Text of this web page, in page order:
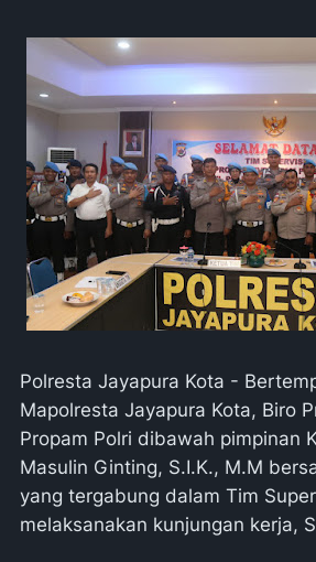
Polresta Jayapura Kota -
Mapolresta Jayapura Kota, Biro
Propam Polri dibawah pimpinan
Masulin Ginting, S.I.K., M.M
yang tergabung dalam Tim
melaksanakan kunjungan kerja,